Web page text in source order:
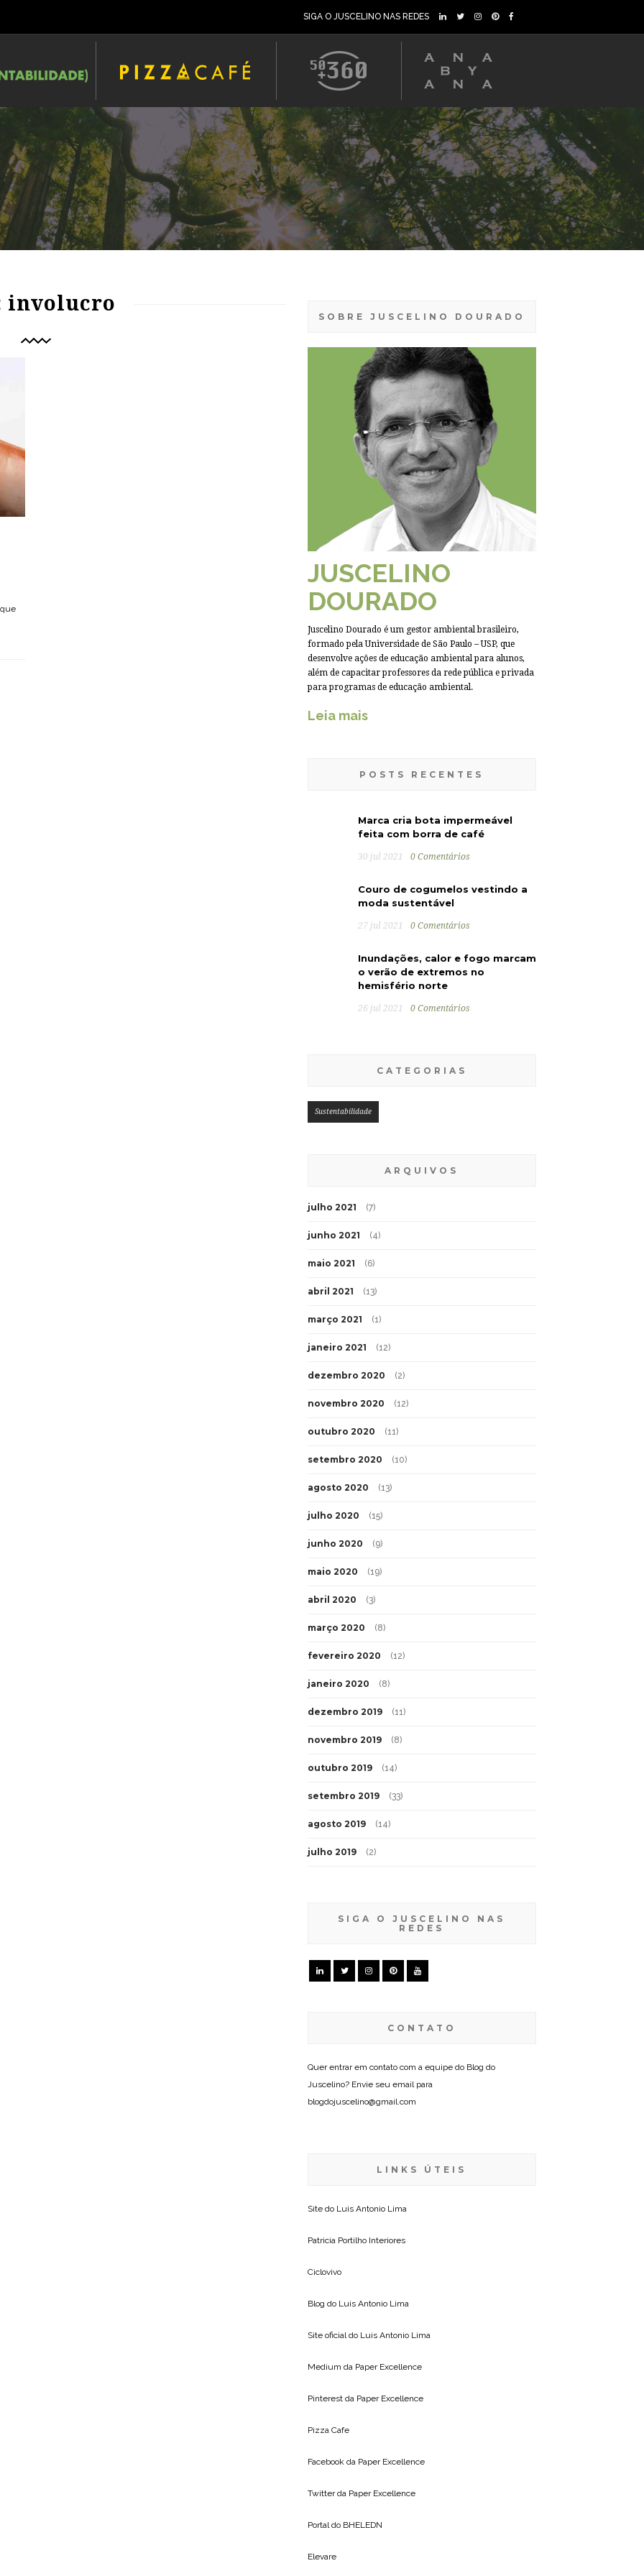
SIGA O JUSCELINO NAS REDES
involucro
SOBRE JUSCELINO DOURADO
JUSCELINO
DOURADO
Juscelino Dourado é um gestor ambiental brasileiro,
formado pela Universidade de São Paulo – USP, que
desenvolve ações de educação ambiental para alunos,
além de capacitar professores da rede pública e privada
para programas de educação ambiental.
Leia mais
POSTS RECENTES
Marca cria bota impermeável
feita com borra de café
30 jul 2021 0 Comentários
Couro de cogumelos vestindo a
moda sustentável
27 jul 2021 0 Comentários
Inundações, calor e fogo marcam
o verão de extremos no
hemisfério norte
26 jul 2021 0 Comentários
CATEGORIAS
Sustentabilidade
ARQUIVOS
julho 2021 (7)
junho 2021 (4)
maio 2021 (6)
abril 2021 (13)
março 2021 (1)
janeiro 2021 (12)
dezembro 2020 (2)
novembro 2020 (12)
outubro 2020 (11)
setembro 2020 (10)
agosto 2020 (13)
julho 2020 (15)
junho 2020 (9)
maio 2020 (19)
abril 2020 (3)
março 2020 (8)
fevereiro 2020 (12)
janeiro 2020 (8)
dezembro 2019 (11)
novembro 2019 (8)
outubro 2019 (14)
setembro 2019 (33)
agosto 2019 (14)
julho 2019 (2)
SIGA O JUSCELINO NAS
REDES
CONTATO
Quer entrar em contato com a equipe do Blog do
Juscelino? Envie seu email para
blogdojuscelino@gmail.com
LINKS ÚTEIS
Site do Luis Antonio Lima
Patricia Portilho Interiores
Ciclovivo
Blog do Luis Antonio Lima
Site oficial do Luis Antonio Lima
Medium da Paper Excellence
Pinterest da Paper Excellence
Pizza Cafe
Facebook da Paper Excellence
Twitter da Paper Excellence
Portal do BHELEDN
Elevare